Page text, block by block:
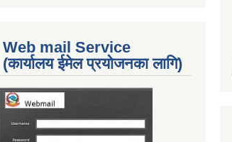
Web mail Service
(कार्यालय ईमेल प्रयोजनका लागि)